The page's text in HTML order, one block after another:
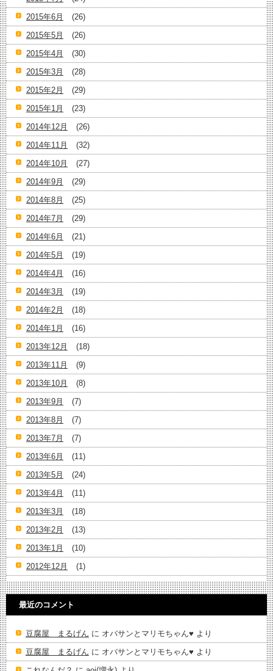
2015年6月
(26)
2015年5月
(26)
2015年4月
(30)
2015年3月
(28)
2015年2月
(29)
2015年1月
(23)
2014年12月
(26)
2014年11月
(32)
2014年10月
(27)
2014年9月
(29)
2014年8月
(25)
2014年7月
(29)
2014年6月
(21)
2014年5月
(19)
2014年4月
(16)
2014年3月
(19)
2014年2月
(18)
2014年1月
(16)
2013年12月
(18)
2013年11月
(9)
2013年10月
(8)
2013年9月
(7)
2013年8月
(7)
2013年7月
(7)
2013年6月
(11)
2013年5月
(24)
2013年4月
(11)
2013年3月
(18)
2013年2月
(13)
2013年1月
(10)
2012年12月
(1)
最近のコメント
豆腐屋 まるげん に オバサンとマリモちゃん♥️ より
豆腐屋 まるげん に オバサンとマリモちゃん♥️ より